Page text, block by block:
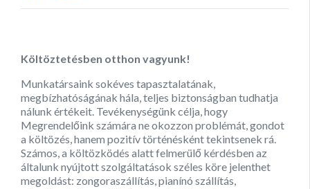
Költöztetésben otthon vagyunk!
Munkatársaink sokéves tapasztalatának,
megbízhatóságának hála, teljes biztonságban tudhatja
nálunk értékeit. Tevékenységünk célja, hogy
Megrendelőink számára ne okozzon problémát, gondot
a költözés, hanem pozitív történésként tekintsenek rá.
Számos, a költözködés alatt felmerülő kérdésben az
általunk nyújtott szolgáltatások széles köre jelenthet
megoldást: zongoraszállítás, pianínó szállítás,